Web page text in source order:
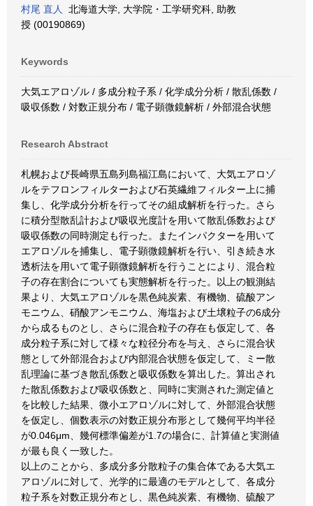
村尾 直人
北海道大学, 大学院・工学研究科, 助教
授 (00190869)
Keywords
大気エアロゾル / 多成分粒子系 / 化学成分分析 / 散乱係数 /
吸収係数 / 対数正規分布 / 電子顕微鏡解析 / 外部混合状態
Research Abstract
札幌および長崎県五島列島福江島において、大気エアロゾ
ルをテフロンフィルターおよび石英繊維フィルター上に捕
集し、化学成分分析を行ってその組成解析を行った。さら
に積分型散乱計および吸収光度計を用いて散乱係数および
吸収係数の同時測定も行った。またインパクターを用いて
エアロゾルを捕集し、電子顕微鏡解析を行い、引き続き水
透析法を用いて電子顕微鏡解析を行うことにより、混合粒
子の存在割合についても実態解析を行った。以上の観測結
果より、大気エアロゾルを黒色純炭素、有機物、硫酸アン
モニウム、硝酸アンモニウム、海塩および土壌粒子の6成分
から成るものとし、さらに混合粒子の存在も仮定して、各
成分粒子系に対して様々な粒径分布を与え、さらに混合状
態として外部混合および内部混合状態を仮定して、ミー散
乱理論に基づき散乱係数と吸収係数を算出した。算出され
た散乱係数および吸収係数と、同時に実測された測定値と
を比較した結果、微小エアロゾルに対して、外部混合状態
を仮定し、個数表示の対数正規分布形として幾何平均半径
が0.046μm、幾何標準偏差が1.7の場合に、計算値と実測値
が最も良く一致した。
以上のことから、多成分多分散粒子の集合体である大気エ
アロゾルに対して、光学的に最適のモデルとして、各成分
粒子系を対数正規分布とし、黒色純炭素、有機物、硫酸ア